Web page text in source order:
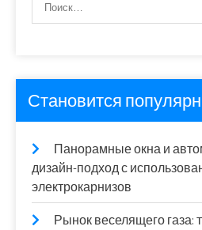
Становится
Панорамные окна и
дизайн-подход с
электрокарнизов
Рынок веселящего газа: